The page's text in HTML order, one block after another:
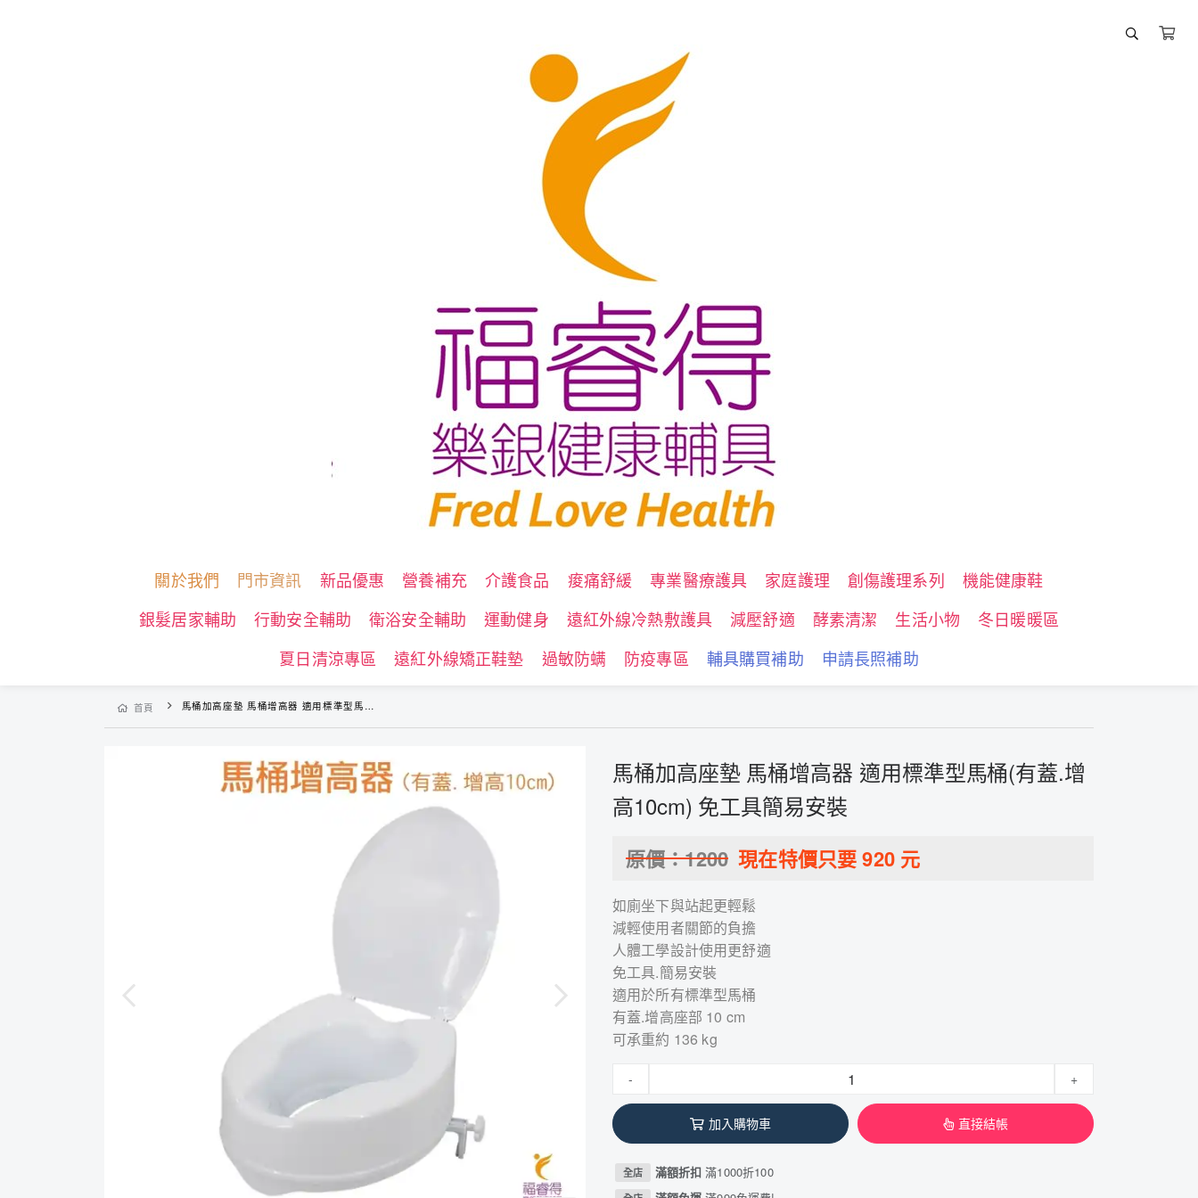
關於我們 門市資訊 新品優惠 營養補充 介護食品 痠痛舒緩 專業醫療護具 家庭護理 創傷護理系列
機能健康鞋
銀髮居家輔助
行動安全輔助 衛浴安全輔助 運動健身 遠紅外線冷熱敷護具 減壓舒適 酵素清潔 生活小物
冬日暖暖區
夏日清涼專區
遠紅外線矯正鞋墊 過敏防螨 防疫專區 輔具購買補助 申請長照補助
首頁 馬桶加高座墊 馬桶增高器 適用標準型馬桶(有蓋.增高10cm) 免工具簡易安裝
馬桶加高座墊 馬桶增高器 適用標準型馬桶(有蓋.增
高10cm) 免工具簡易安裝
原價：1200 現在特價只要920元
如廁坐下與站起更輕鬆
減輕使用者關節的負擔
人體工學設計使用更舒適
免工具.簡易安裝
適用於所有標準型馬桶
有蓋.增高座部 10 cm
可承重約 136 kg
- +
加入購物車 直接結帳
全店 滿額折扣滿1000折100